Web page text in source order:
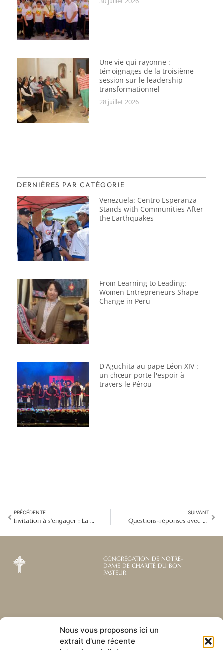
Nous vous proposons ici un
extrait d'une récente
Une vie qui rayonne :
témoignages de la troisième
session sur le leadership
transformationnel
28 juillet 2026
DERNIÈRES PAR CATÉGORIE
Venezuela: Centro Esperanza
Stands with Communities After
the Earthquakes
From Learning to Leading:
Women Entrepreneurs Shape
Change in Peru
D'Aguchita au pape Léon XIV :
un chœur porte l'espoir à
travers le Pérou
PRÉCÉDENTE
Invitation à s'engager : La 63ème session de la Commission du développement social
SUIVANT
Questions-réponses avec Sœur Marie Claude Naddaf, lauréate du Prix de la Dignité Humaine pour l’ensemble de sa carrière
CONGRÉGATION DE NOTRE-
DAME DE CHARITÉ DU BON
PASTEUR
Abonnez-vous à notre
newsletter mensuelle
Liens utiles